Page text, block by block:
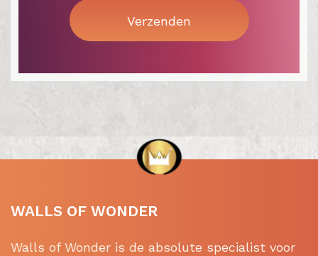
WALLS OF WONDER
Walls of Wonder is de absolute specialist voor